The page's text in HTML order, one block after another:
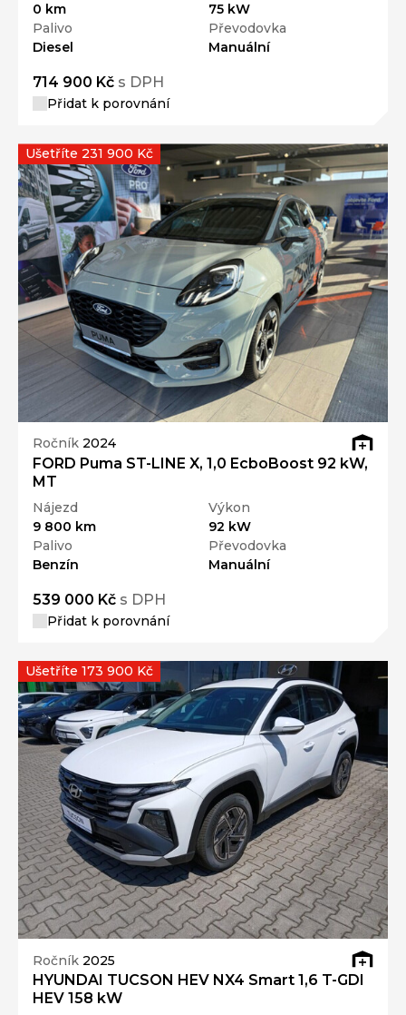
0 km
75 kW
Palivo
Diesel
Převodovka
Manuální
714 900 Kč s DPH
Přidat k porovnání
Ročník 2024
FORD Puma ST-LINE X, 1,0 EcboBoost 92 kW,
MT
Nájezd
9 800 km
Výkon
92 kW
Palivo
Benzín
Převodovka
Manuální
539 000 Kč s DPH
Přidat k porovnání
Ušetříte 231 900 Kč
Ročník 2025
HYUNDAI TUCSON HEV NX4 Smart 1,6 T-GDI
HEV 158 kW
Ušetříte 173 900 Kč